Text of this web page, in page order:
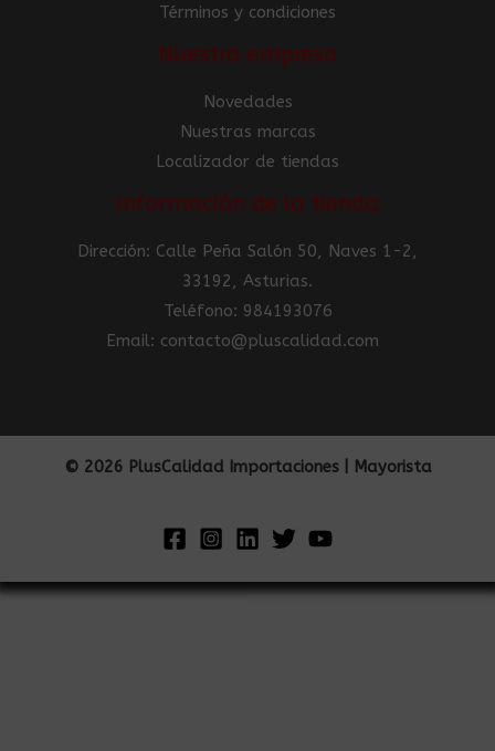
Términos y condiciones
Nuestra empresa
Novedades
Nuestras marcas
Localizador de tiendas
Información de la tienda
Dirección: Calle Peña Salón 50, Naves 1-2,
33192, Asturias.
Teléfono: 984193076
Email: contacto@pluscalidad.com
© 2026 PlusCalidad Importaciones | Mayorista